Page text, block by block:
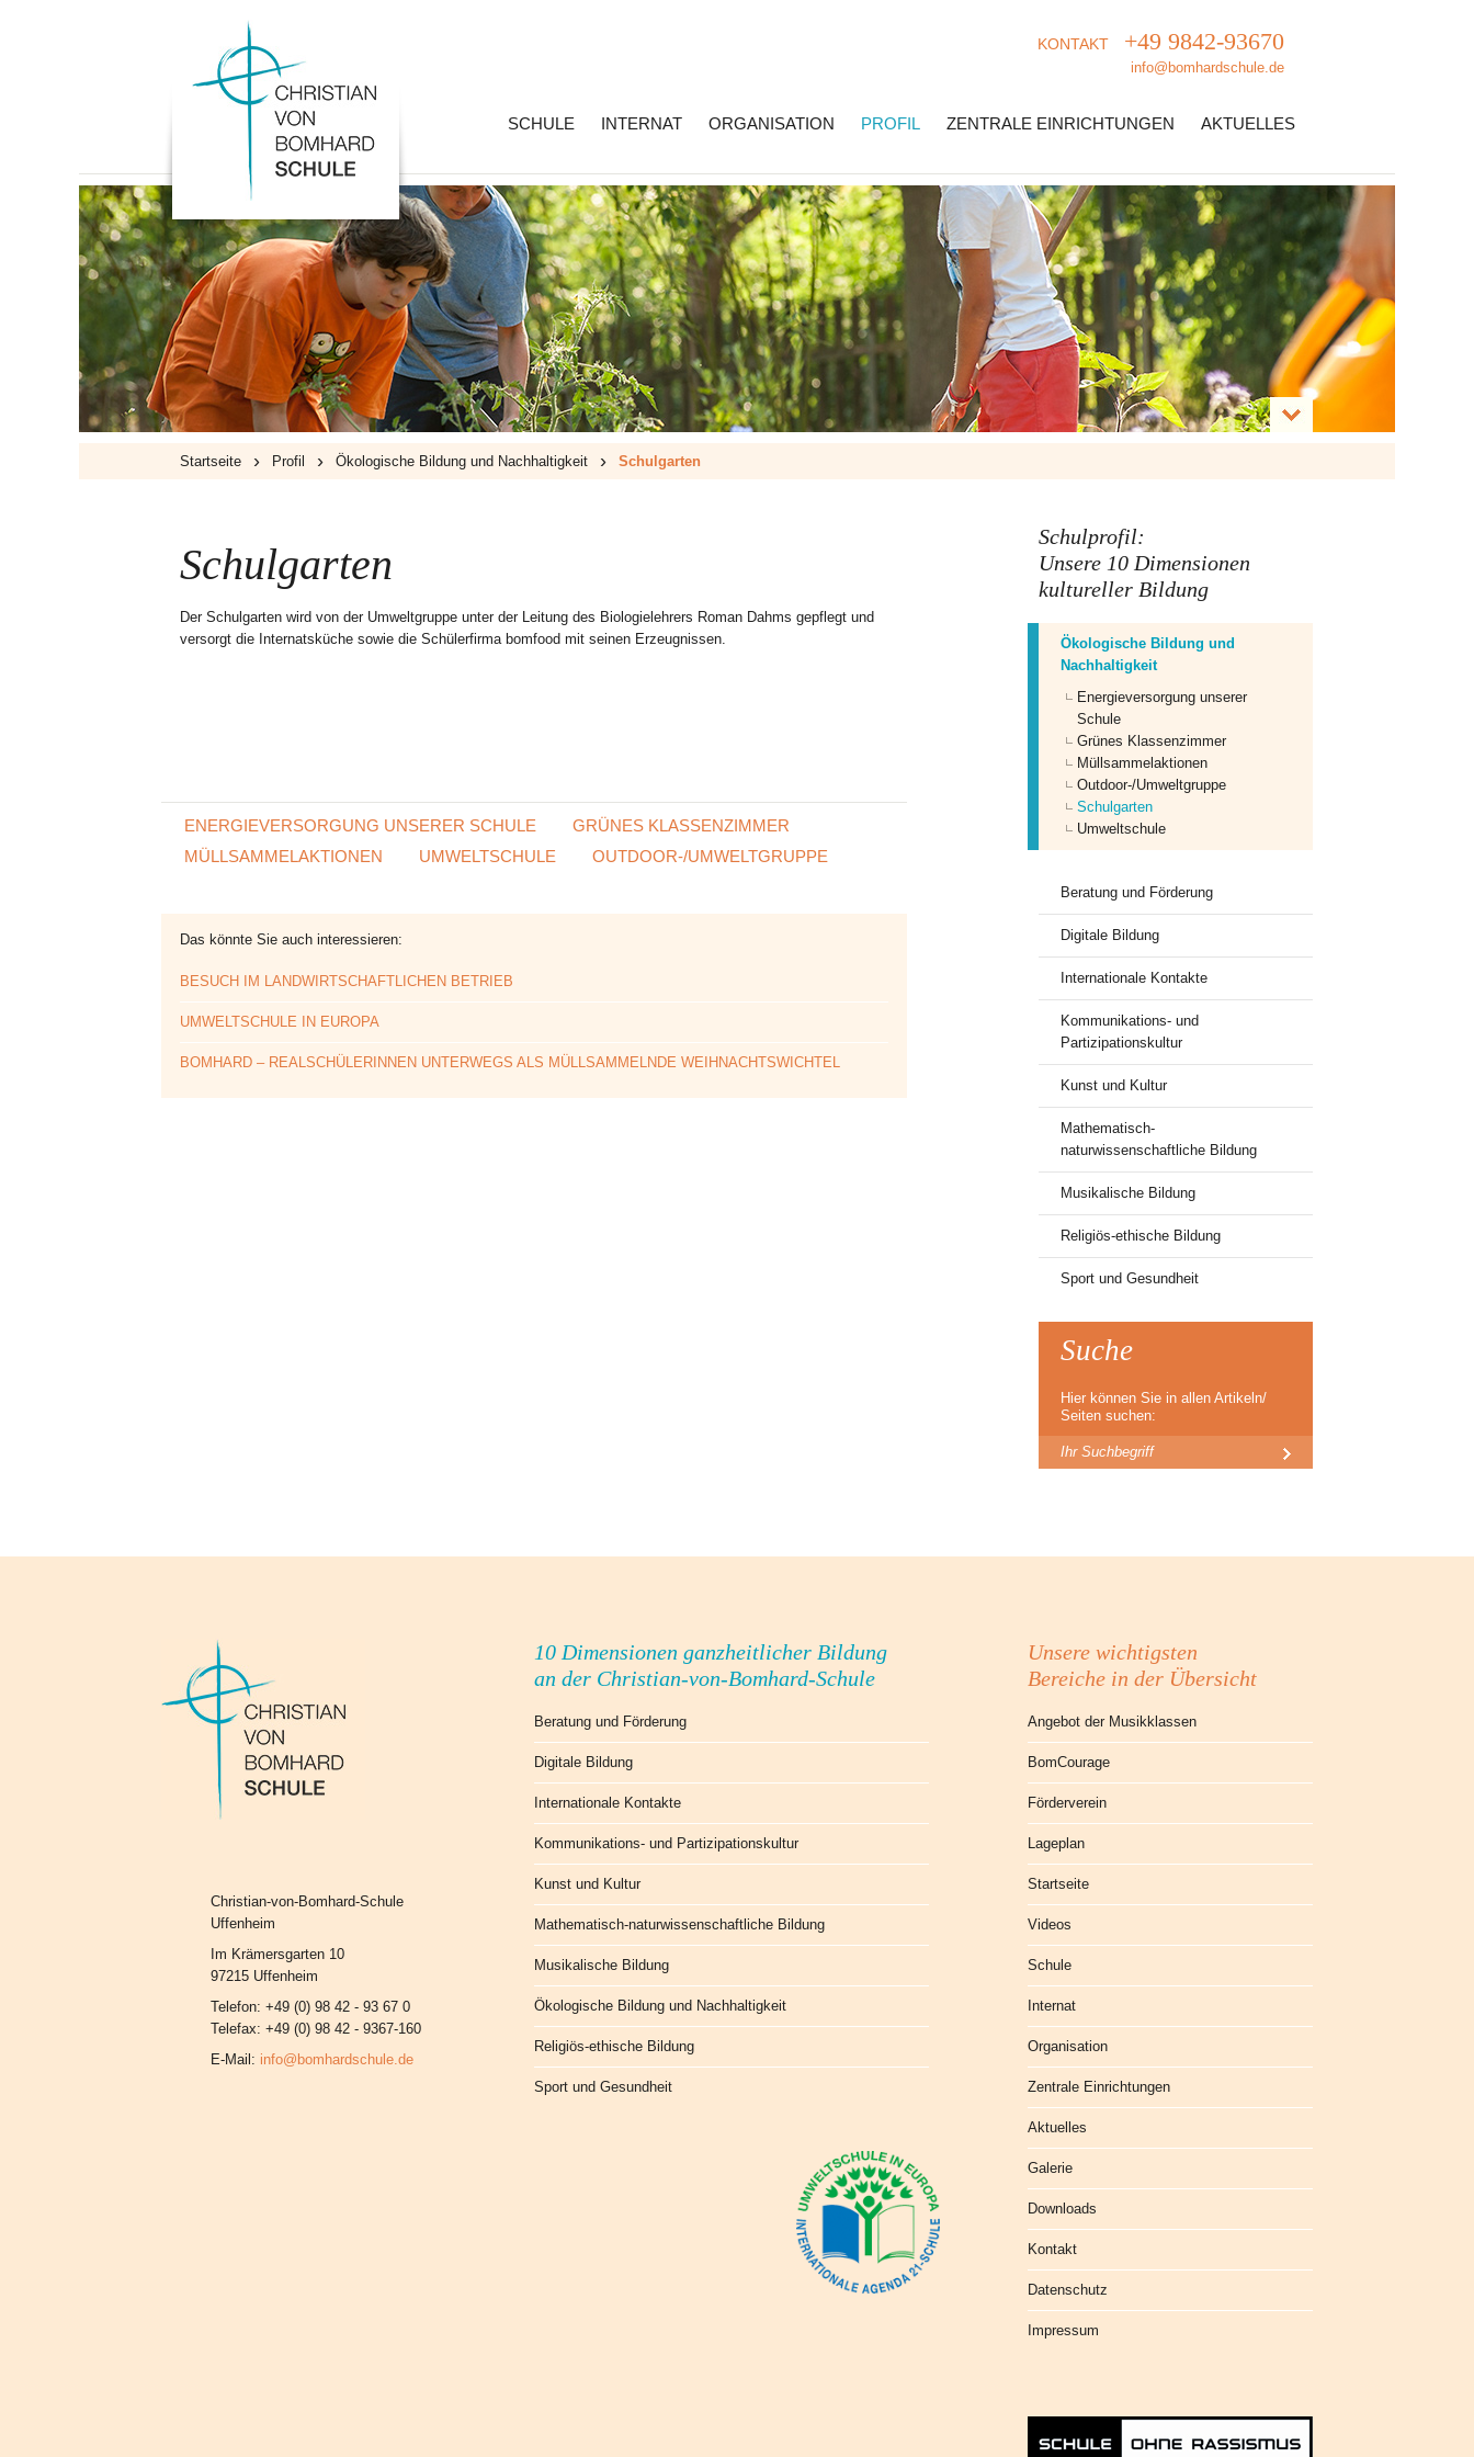
KONTAKT +49 9842-93670
info@bomhardschule.de
SCHULE INTERNAT ORGANISATION PROFIL ZENTRALE EINRICHTUNGEN AKTUELLES
Startseite › Profil › Ökologische Bildung und Nachhaltigkeit › Schulgarten
Schulgarten
Der Schulgarten wird von der Umweltgruppe unter der Leitung des Biologielehrers Roman Dahms gepflegt und
versorgt die Internatsküche sowie die Schülerfirma bomfood mit seinen Erzeugnissen.
ENERGIEVERSORGUNG UNSERER SCHULE
GRÜNES KLASSENZIMMER
MÜLLSAMMELAKTIONEN
UMWELTSCHULE OUTDOOR-/UMWELTGRUPPE
Das könnte Sie auch interessieren:
BESUCH IM LANDWIRTSCHAFTLICHEN BETRIEB
UMWELTSCHULE IN EUROPA
BOMHARD – REALSCHÜLERINNEN UNTERWEGS ALS MÜLLSAMMELNDE WEIHNACHTSWICHTEL
Schulprofil:
Unsere 10 Dimensionen
kultureller Bildung
Ökologische Bildung und
Nachhaltigkeit
Energieversorgung unserer
Schule
Grünes Klassenzimmer
Müllsammelaktionen
Outdoor-/Umweltgruppe
Schulgarten
Umweltschule
Beratung und Förderung
Digitale Bildung
Internationale Kontakte
Kommunikations- und
Partizipationskultur
Kunst und Kultur
Mathematisch-
naturwissenschaftliche Bildung
Musikalische Bildung
Religiös-ethische Bildung
Sport und Gesundheit
Suche
Hier können Sie in allen Artikeln/
Seiten suchen:
Christian-von-Bomhard-Schule
Uffenheim
Im Krämersgarten 10
97215 Uffenheim
Telefon: +49 (0) 98 42 - 93 67 0
Telefax: +49 (0) 98 42 - 9367-160
E-Mail: info@bomhardschule.de
10 Dimensionen ganzheitlicher Bildung
an der Christian-von-Bomhard-Schule
Beratung und Förderung
Digitale Bildung
Internationale Kontakte
Kommunikations- und Partizipationskultur
Kunst und Kultur
Mathematisch-naturwissenschaftliche Bildung
Musikalische Bildung
Ökologische Bildung und Nachhaltigkeit
Religiös-ethische Bildung
Sport und Gesundheit
Unsere wichtigsten
Bereiche in der Übersicht
Angebot der Musikklassen
BomCourage
Förderverein
Lageplan
Startseite
Videos
Schule
Internat
Organisation
Zentrale Einrichtungen
Aktuelles
Galerie
Downloads
Kontakt
Datenschutz
Impressum